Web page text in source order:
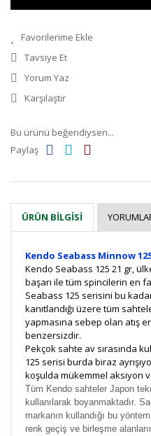
Tavsiye Et
Yorum Yaz
Karşılaştır
Bu ürünü beğendiysen...
Paylaş
ÜRÜN BILGISI
Kendo Seabass Minnow
Kendo Seabass 125 21 gr,
başarı ile tüm spincilerin en
Seabass 125 serisini bu
kanıtlandığı üzere tüm
yapmasına sebep olan atış
benzersizdir.
Pekçok sahte av sırasında
125 serisi burda biraz
koşulda mükemmel aksiyon
Tüm Kendo sahteler Japon
kullanılarak boyanmaktadır.
markanın kullandığı bu
renk geçiş ve birleşme